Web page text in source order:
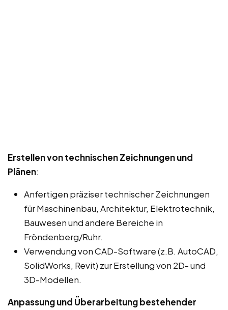
Erstellen von technischen Zeichnungen und
Plänen:
Anfertigen präziser technischer Zeichnungen
für Maschinenbau, Architektur, Elektrotechnik,
Bauwesen und andere Bereiche in
Fröndenberg/Ruhr.
Verwendung von CAD-Software (z.B. AutoCAD,
SolidWorks, Revit) zur Erstellung von 2D- und
3D-Modellen.
Anpassung und Überarbeitung bestehender